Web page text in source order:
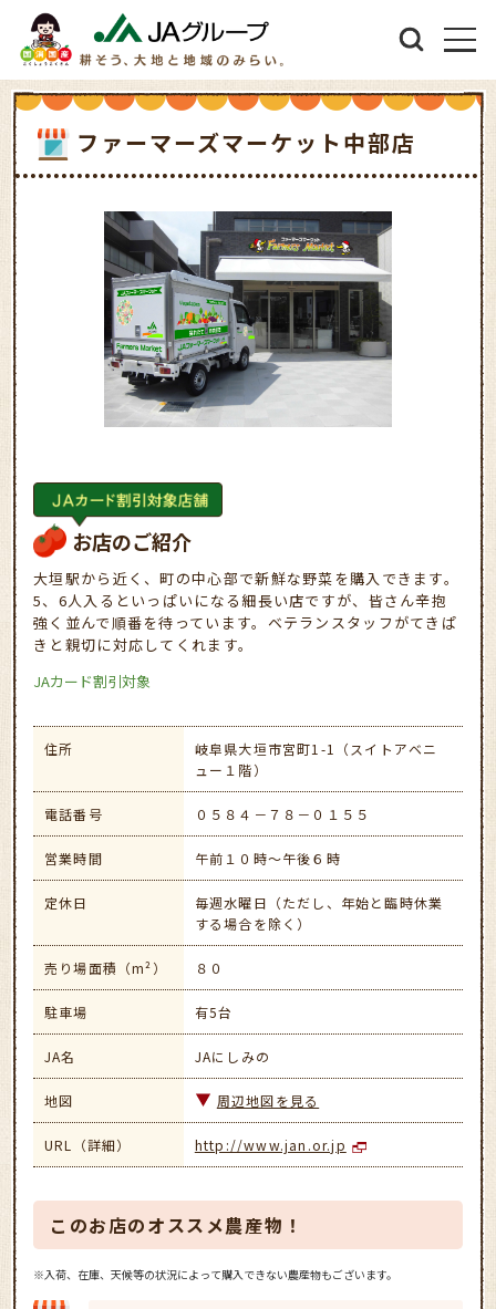
ファーマーズマーケット中部店
お店のご紹介
大垣駅から近く、町の中心部で新鮮な野菜を購入できます。
5、6人入るといっぱいになる細長い店ですが、皆さん辛抱
強く並んで順番を待っています。ベテランスタッフがてきぱ
きと親切に対応してくれます。
JAカード割引対象
住所
岐阜県大垣市宮町1-1（スイトアベニ
ュー１階）
電話番号 ０５８４－７８－０１５５
営業時間 午前１０時～午後６時
定休日
毎週水曜日（ただし、年始と臨時休業
する場合を除く）
売り場面積（m²） ８０
駐車場 有5台
JA名 JAにしみの
地図 周辺地図を見る
URL（詳細） http://www.jan.or.jp
このお店のオススメ農産物！
※入荷、在庫、天候等の状況によって購入できない農産物もございます。